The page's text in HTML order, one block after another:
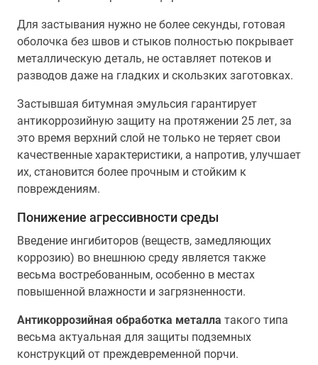
Для застывания нужно не более секунды, готовая
оболочка без швов и стыков полностью покрывает
металлическую деталь, не оставляет потеков и
разводов даже на гладких и скользких заготовках.
Застывшая битумная эмульсия гарантирует
антикоррозийную защиту на протяжении 25 лет, за
это время верхний слой не только не теряет свои
качественные характеристики, а напротив, улучшает
их, становится более прочным и стойким к
повреждениям.
Понижение агрессивности среды
Введение ингибиторов (веществ, замедляющих
коррозию) во внешнюю среду является также
весьма востребованным, особенно в местах
повышенной влажности и загрязненности.
Антикоррозийная обработка металла такого типа
весьма актуальная для защиты подземных
конструкций от преждевременной порчи.